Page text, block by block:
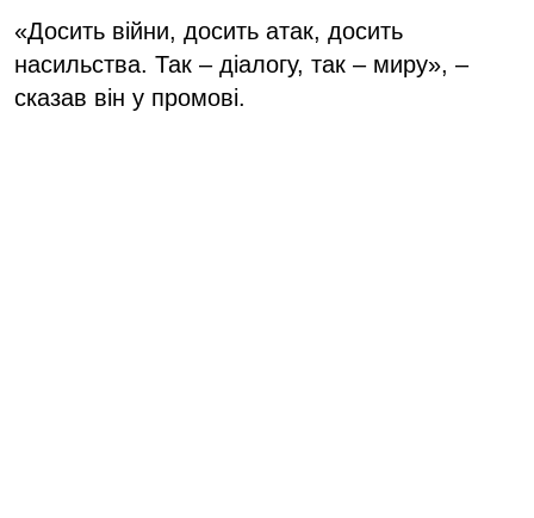
«Досить війни, досить атак, досить
насильства. Так – діалогу, так – миру», –
сказав він у промові.